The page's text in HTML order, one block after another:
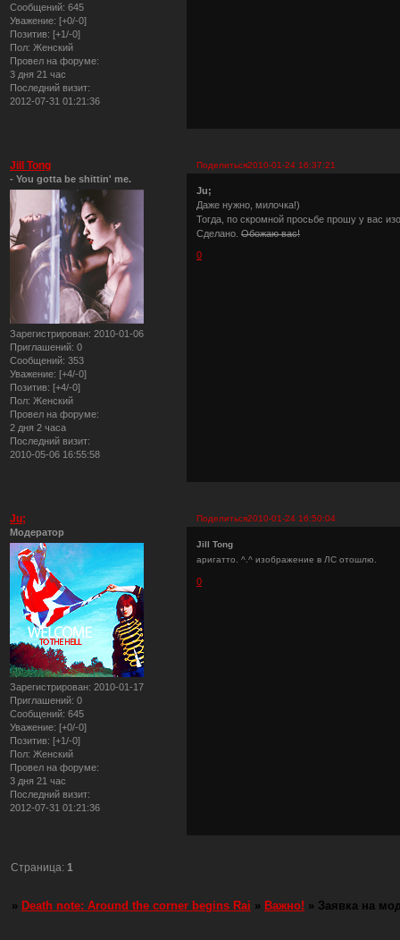
Сообщений: 645
Уважение: [+0/-0]
Позитив: [+1/-0]
Пол: Женский
Провел на форуме:
3 дня 21 час
Последний визит:
2012-07-31 01:21:36
Поделиться2010-01-24 16:37:21
Jill Tong
- You gotta be shittin' me.
Зарегистрирован: 2010-01-06
Приглашений: 0
Сообщений: 353
Уважение: [+4/-0]
Позитив: [+4/-0]
Пол: Женский
Провел на форуме:
2 дня 2 часа
Последний визит:
2010-05-06 16:55:58
Ju;
Даже нужно, милочка!)
Тогда, по скромной просьбе прошу у вас
Сделано.Обожаю вас!
0
Поделиться2010-01-24 16:50:04
Ju;
Модератор
Зарегистрирован: 2010-01-17
Приглашений: 0
Сообщений: 645
Уважение: [+0/-0]
Позитив: [+1/-0]
Пол: Женский
Провел на форуме:
3 дня 21 час
Последний визит:
2012-07-31 01:21:36
Jill Tong
аригатто. ^.^ изображение в ЛС отошлю.
0
Страница:1
» Death note: Around the corner begins Rai » Важно! » Заявка на